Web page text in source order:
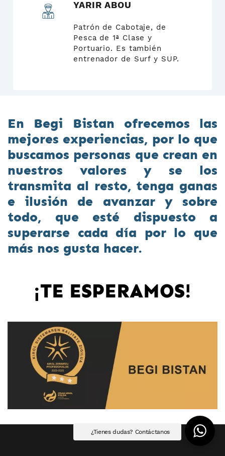
YARIR ABOU
Patrón de Cabotaje, de
Pesca de 1ª Clase y
Portuario. Es también
entrenador de Surf y SUP.
En Begi Bistan ofrecemos las
mejores experiencias, por lo que
buscamos personas que crean en
nuestros valores y se los
transmita al resto, tenga ganas
e ilusión de avanzar y sobre
todo, que esté dispuesto a
superarse cada día por lo que
más nos gusta hacer.
¡TE ESPERAMOS!
¿Tienes dudas? Contáctanos